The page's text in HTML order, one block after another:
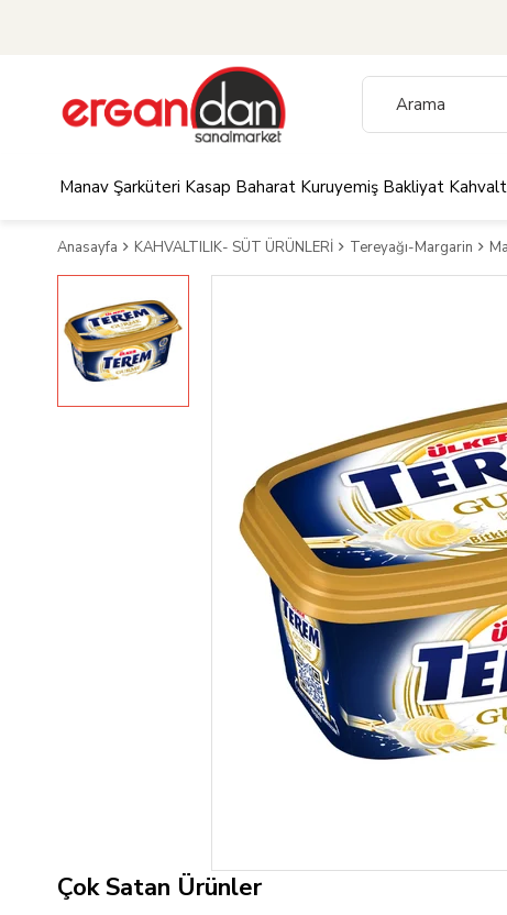
Manav Şarküteri Kasap Baharat Kuruyemiş Bakliyat
Anasayfa KAHVALTILIK- SÜT ÜRÜNLERİ Tereyağı-Margarin
Çok Satan Ürünler